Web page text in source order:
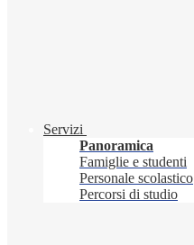
Servizi
Panoramica
Famiglie e studenti
Personale scolastico
Percorsi di studio